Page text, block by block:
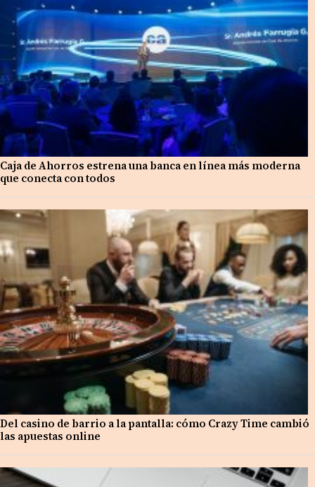
Caja de Ahorros estrena una banca en línea más moderna
que conecta con todos
Del casino de barrio a la pantalla: cómo Crazy Time cambió
las apuestas online